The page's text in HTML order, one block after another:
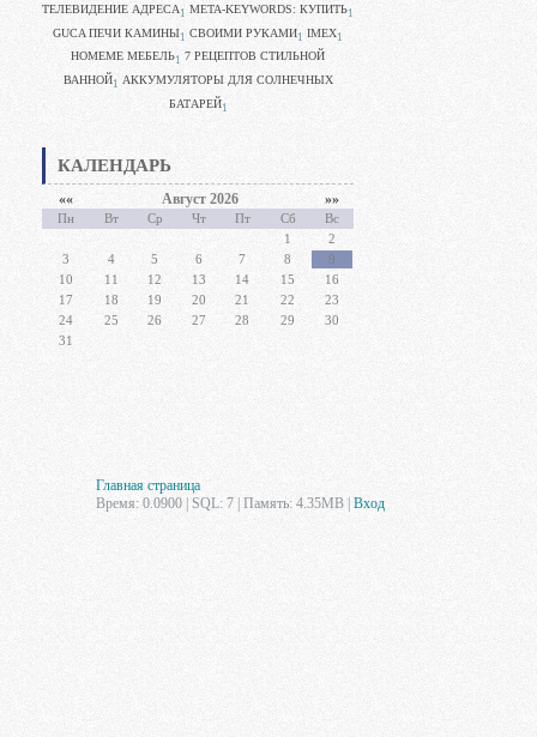
ТЕЛЕВИДЕНИЕ АДРЕСА 1 META-KEYWORDS: КУПИТЬ1
GUCA ПЕЧИ КАМИНЫ1 CВОИМИ РУКАМИ1 IMEX1
HOMEME МЕБЕЛЬ1 7 РЕЦЕПТОВ СТИЛЬНОЙ
ВАННОЙ1 АККУМУЛЯТОРЫ ДЛЯ СОЛНЕЧНЫХ
БАТАРЕЙ1
КАЛЕНДАРЬ
«« Август 2026 »»
Пн Вт Ср Чт Пт Сб
Вс
1
2
3
4 5 6 7 8
9
10
11 12 13 14 15
16
17
18 19 20 21 22
23
24
25 26 27 28 29
30
31
Главная страница
Время: 0.0900 | SQL: 7 | Память: 4.35MB Вход